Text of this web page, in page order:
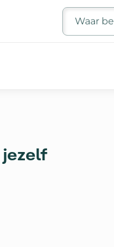
Zoeken
jezelf